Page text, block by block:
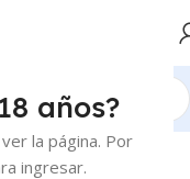
años?
la página. Por
ingresar.